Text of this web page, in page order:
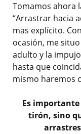
Tomamos ahora
“Arrastrar hacia
mas explícito.
ocasión, me
adulto y la
hasta que
mismo haremos
Es importante
tirón, sino